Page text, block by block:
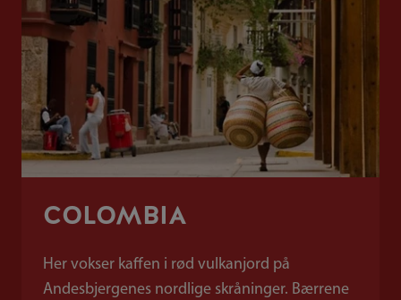
COLOMBIA
Her vokser kaffen i rød vulkanjord på
Andesbjergenes nordlige skråninger. Bærrene